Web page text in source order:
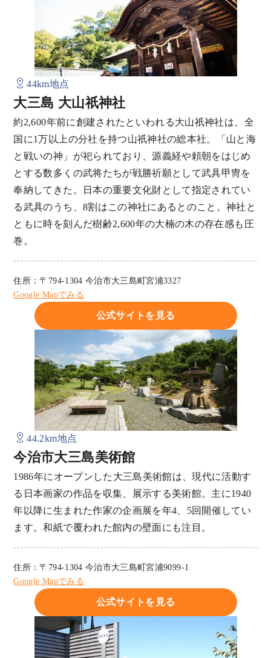
44km地点
大三島 大山祇神社
約2,600年前に創建されたといわれる大山祇神社は、全
国に1万以上の分社を持つ山祇神社の総本社。「山と海
と戦いの神」が祀られており、源義経や頼朝をはじめ
とする数多くの武将たちが戦勝祈願として武具甲冑を
奉納してきた。日本の重要文化財として指定されてい
る武具のうち、8割はこの神社にあるとのこと。神社と
ともに時を刻んだ樹齢2,600年の大楠の木の存在感も圧
巻。
住所：〒794-1304 今治市大三島町宮浦3327
Google Mapでみる
公式サイトを見る
44.2km地点
今治市大三島美術館
1986年にオープンした大三島美術館は、現代に活動す
る日本画家の作品を収集、展示する美術館。主に1940
年以降に生まれた作家の企画展を年4、5回開催してい
ます。和紙で覆われた館内の壁面にも注目。
住所：〒794-1304 今治市大三島町宮浦9099-1
Google Mapでみる
公式サイトを見る